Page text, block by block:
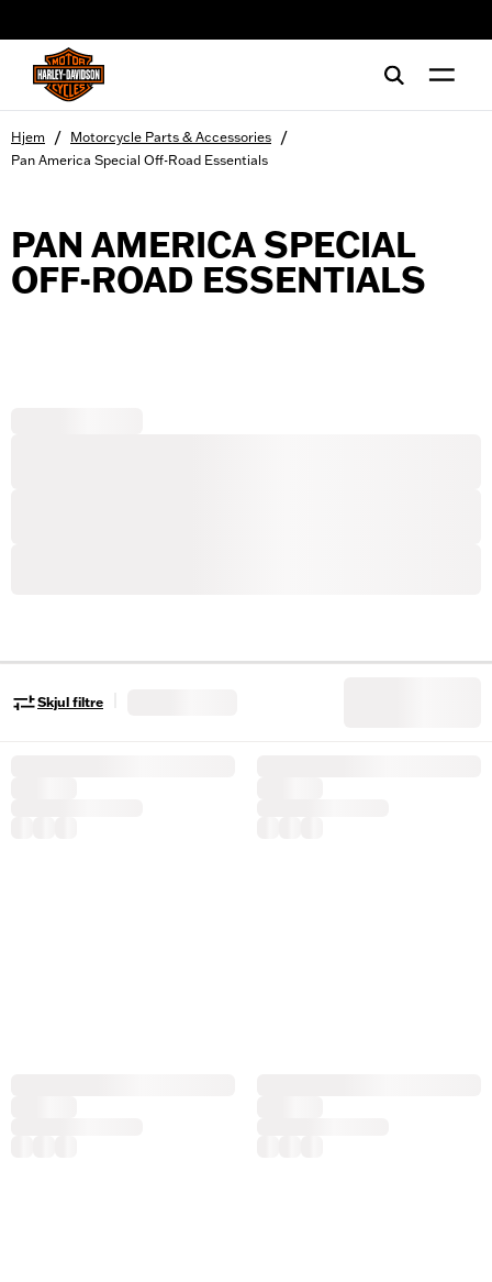
Hjem / Motorcycle Parts & Accessories /
Pan America Special Off-Road Essentials
PAN AMERICA SPECIAL
OFF-ROAD ESSENTIALS
Skjul filtre